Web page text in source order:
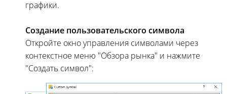
графики.
Создание пользовательского символа
Откройте окно управления символами через
контекстное меню "Обзора рынка" и нажмите
"Создать символ":